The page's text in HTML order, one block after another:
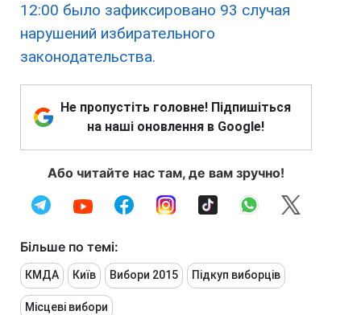
12:00 было зафиксировано 93 случая
нарушений избирательного
законодательства.
Не пропустіть головне! Підпишіться
на наші оновлення в Google!
Або читайте нас там, де вам зручно!
Більше по темі:
КМДА Київ Вибори 2015 Підкуп виборців
Місцеві вибори